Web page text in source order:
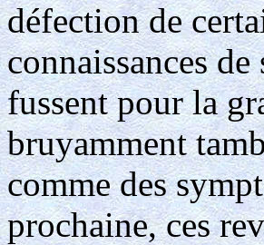
défection de
connaissances
fussent pour la
bruyamment
comme des
prochaine, ces